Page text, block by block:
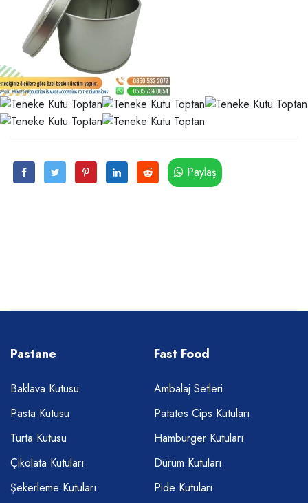
Paylaş
Pastane
Baklava Kutusu
Pasta Kutusu
Turta Kutusu
Çikolata Kutuları
Şekerleme Kutuları
Fast Food
Ambalaj Setleri
Patates Cips Kutuları
Hamburger Kutuları
Dürüm Kutuları
Pide Kutuları